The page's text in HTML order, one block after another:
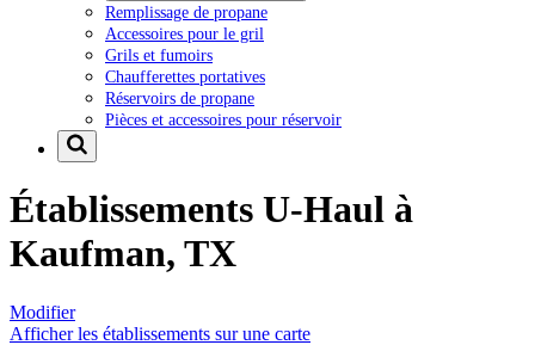
Remplissage de propane
Accessoires pour le gril
Grils et fumoirs
Chaufferettes portatives
Réservoirs de propane
Pièces et accessoires pour réservoir
Établissements U-Haul à
Kaufman, TX
Modifier
Afficher les établissements sur une carte